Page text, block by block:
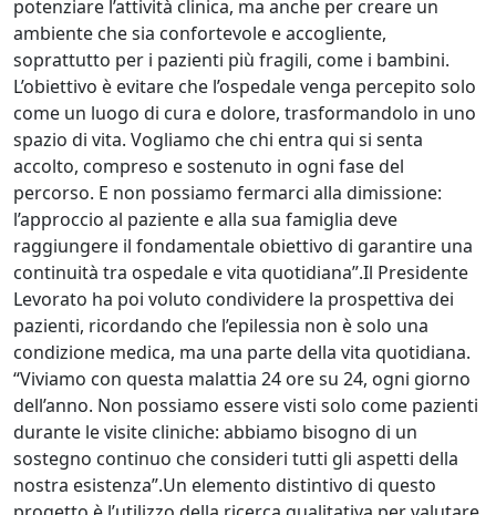
potenziare l’attività clinica, ma anche per creare un
ambiente che sia confortevole e accogliente,
soprattutto per i pazienti più fragili, come i bambini.
L’obiettivo è evitare che l’ospedale venga percepito solo
come un luogo di cura e dolore, trasformandolo in uno
spazio di vita. Vogliamo che chi entra qui si senta
accolto, compreso e sostenuto in ogni fase del
percorso. E non possiamo fermarci alla dimissione:
l’approccio al paziente e alla sua famiglia deve
raggiungere il fondamentale obiettivo di garantire una
continuità tra ospedale e vita quotidiana”.Il Presidente
Levorato ha poi voluto condividere la prospettiva dei
pazienti, ricordando che l’epilessia non è solo una
condizione medica, ma una parte della vita quotidiana.
“Viviamo con questa malattia 24 ore su 24, ogni giorno
dell’anno. Non possiamo essere visti solo come pazienti
durante le visite cliniche: abbiamo bisogno di un
sostegno continuo che consideri tutti gli aspetti della
nostra esistenza”.Un elemento distintivo di questo